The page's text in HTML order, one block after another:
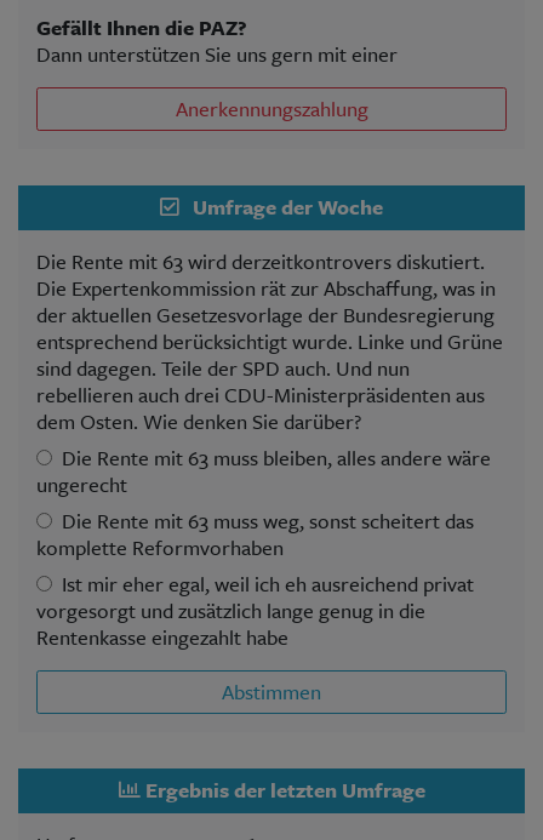
Gefällt Ihnen die PAZ?
Dann unterstützen Sie uns gern mit einer
Anerkennungszahlung
Umfrage der Woche
Die Rente mit 63 wird derzeitkontrovers diskutiert.
Die Expertenkommission rät zur Abschaffung, was in
der aktuellen Gesetzesvorlage der Bundesregierung
entsprechend berücksichtigt wurde. Linke und Grüne
sind dagegen. Teile der SPD auch. Und nun
rebellieren auch drei CDU-Ministerpräsidenten aus
dem Osten. Wie denken Sie darüber?
Die Rente mit 63 muss bleiben, alles andere wäre
ungerecht
Die Rente mit 63 muss weg, sonst scheitert das
komplette Reformvorhaben
Ist mir eher egal, weil ich eh ausreichend privat
vorgesorgt und zusätzlich lange genug in die
Rentenkasse eingezahlt habe
Abstimmen
Ergebnis der letzten Umfrage